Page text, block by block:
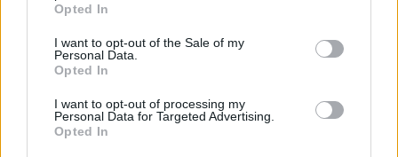
use your data for below specified purposes in below Google
consent section.
Opted In
I want to opt-out of the Sale of my
Personal Data.
Opted In
I want to opt-out of processing my
Personal Data for Targeted Advertising.
Opted In
másodfokúra csökken a riasztás
Helyi hírek